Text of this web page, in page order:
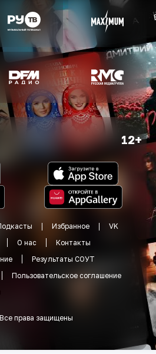
12+
Избранное
VK
О нас
Контакты
Результаты СОУТ
Пользовательское соглашение
Все права защищены